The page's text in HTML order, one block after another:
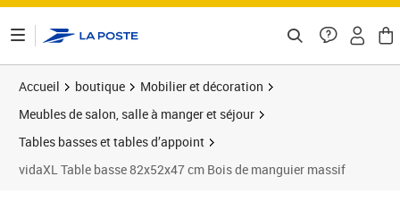
Accueil boutique
Mobilier et décoration
Meubles de salon, salle à manger et séjour
Tables basses et tables d’appoint
vidaXL Table basse 82x52x47 cm Bois de manguier massif